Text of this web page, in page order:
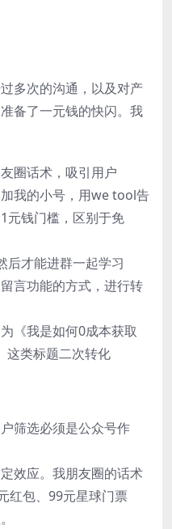
多次的沟通，以及对产
备了一元钱的快闪。我
圈话术，吸引用户
我的小号，用we tool告
元钱门槛，区别于免
后才能进群一起学习
言功能的方式，进行转
《我是如何0成本获取
这类标题二次转化
筛选必须是公众号作
效应。我朋友圈的话术
红包、99元星球门票